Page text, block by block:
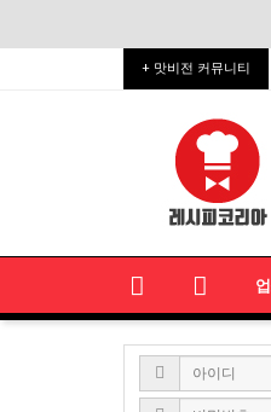
+ 맛비전 커뮤니티